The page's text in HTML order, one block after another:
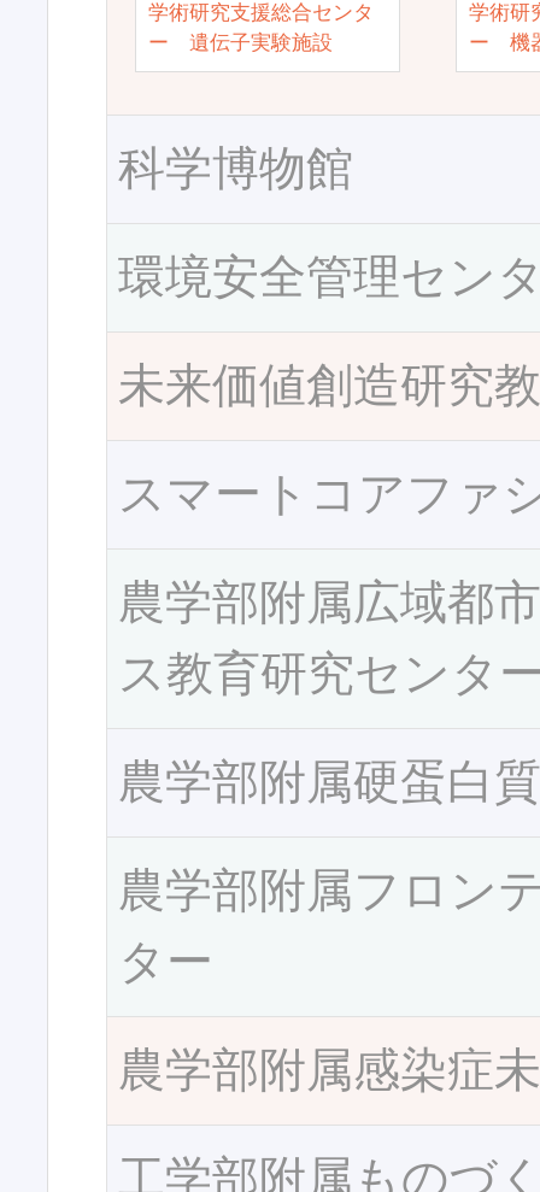
学術研究支援総合センタ
ー 遺伝子実験施設
学術研
ー 機
科学博物館
環境安全管理セン
未来価値創造研究
スマートコアファ
農学部附属広域都
ス教育研究センタ
農学部附属硬蛋白
農学部附属フロン
ター
農学部附属感染症
工学部附属ものづ